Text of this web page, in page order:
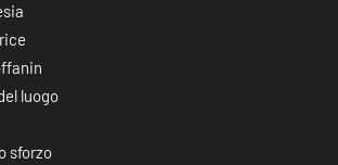
luogo
sforzo